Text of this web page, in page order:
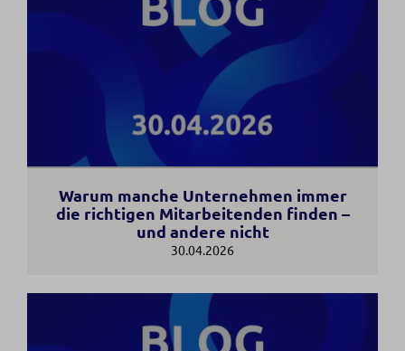
Warum manche Unternehmen immer
die richtigen Mitarbeitenden finden –
und andere nicht
30.04.2026